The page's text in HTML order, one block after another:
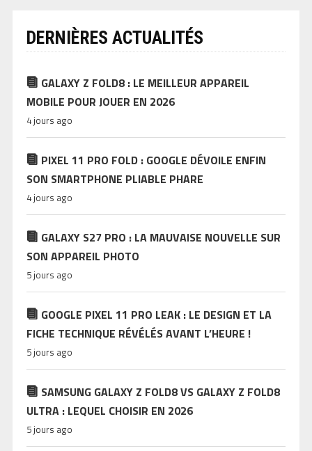
DERNIÈRES ACTUALITÉS
GALAXY Z FOLD8 : LE MEILLEUR APPAREIL
MOBILE POUR JOUER EN 2026
4 jours ago
PIXEL 11 PRO FOLD : GOOGLE DÉVOILE ENFIN
SON SMARTPHONE PLIABLE PHARE
4 jours ago
GALAXY S27 PRO : LA MAUVAISE NOUVELLE SUR
SON APPAREIL PHOTO
5 jours ago
GOOGLE PIXEL 11 PRO LEAK : LE DESIGN ET LA
FICHE TECHNIQUE RÉVÉLÉS AVANT L’HEURE !
5 jours ago
SAMSUNG GALAXY Z FOLD8 VS GALAXY Z FOLD8
ULTRA : LEQUEL CHOISIR EN 2026
5 jours ago